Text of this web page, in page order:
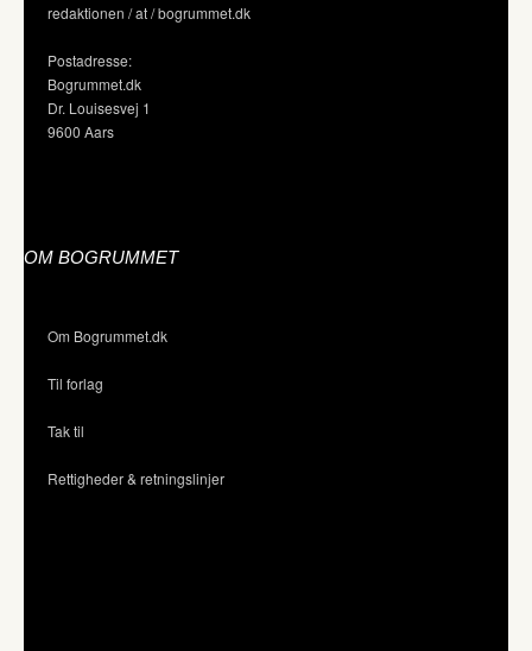
redaktionen / at / bogrummet.dk
Postadresse:
Bogrummet.dk
Dr. Louisesvej 1
9600 Aars
OM BOGRUMMET
Om Bogrummet.dk
Til forlag
Tak til
Rettigheder & retningslinjer